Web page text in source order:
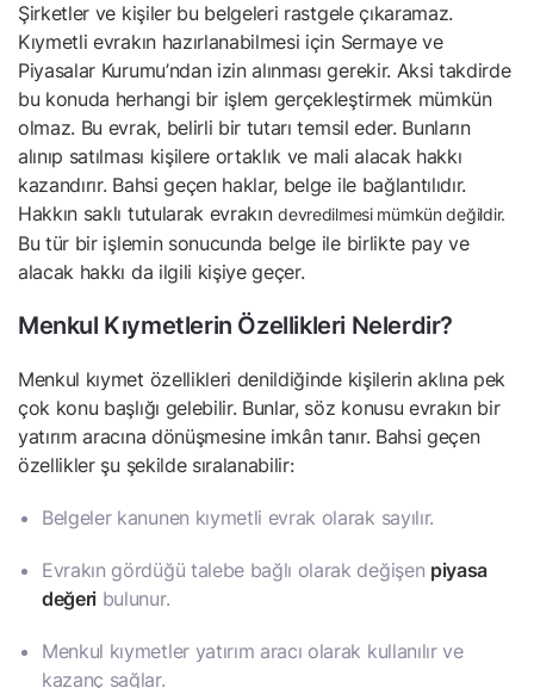
Şirketler ve kişiler bu belgeleri rastgele çıkaramaz.
Kıymetli evrakın hazırlanabilmesi için Sermaye ve
Piyasalar Kurumu’ndan izin alınması gerekir. Aksi takdirde
bu konuda herhangi bir işlem gerçekleştirmek mümkün
olmaz. Bu evrak, belirli bir tutarı temsil eder. Bunların
alınıp satılması kişilere ortaklık ve mali alacak hakkı
kazandırır. Bahsi geçen haklar, belge ile bağlantılıdır.
Hakkın saklı tutularak evrakındevredilmesi mümkün değildir.
Bu tür bir işlemin sonucunda belge ile birlikte pay ve
alacak hakkı da ilgili kişiye geçer.
Menkul Kıymetlerin Özellikleri Nelerdir?
Menkul kıymet özellikleri denildiğinde kişilerin aklına pek
çok konu başlığı gelebilir. Bunlar, söz konusu evrakın bir
yatırım aracına dönüşmesine imkân tanır. Bahsi geçen
özellikler şu şekilde sıralanabilir:
Belgeler kanunen kıymetli evrak olarak sayılır.
Evrakın gördüğü talebe bağlı olarak değişen piyasa
değeri bulunur.
Menkul kıymetler yatırım aracı olarak kullanılır ve
kazanç sağlar.